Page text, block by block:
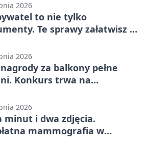
2026
to nie tylko
Te sprawy załatwisz w
2026
za balkony pełne
Konkurs trwa na
2026
minut i dwa zdjęcia.
mammografia w